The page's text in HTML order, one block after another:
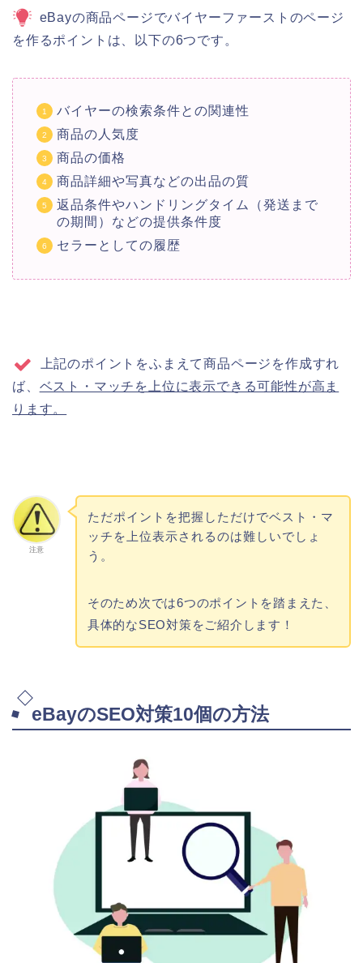
eBayの商品ページでバイヤーファーストのページ
を作るポイントは、以下の6つです。
バイヤーの検索条件との関連性
商品の人気度
商品の価格
商品詳細や写真などの出品の質
返品条件やハンドリングタイム（発送まで
の期間）などの提供条件度
セラーとしての履歴
上記のポイントをふまえて商品ページを作成すれ
ば、 ベスト・マッチを上位に表示できる可能性が高ま
ります。
注意
ただポイントを把握しただけでベスト・マ
ッチを上位表示されるのは難しいでしょ
う。
そのため次では6つのポイントを踏まえた、
具体的なSEO対策をご紹介します！
eBayのSEO対策10個の方法